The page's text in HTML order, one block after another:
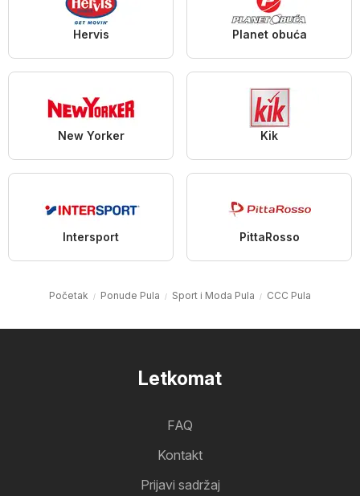
Hervis Planet obuća
New Yorker Kik
Intersport PittaRosso
Početak Ponude Pula Sport i Moda Pula CCC Pula
Letkomat
FAQ
Kontakt
Prijavi sadržaj